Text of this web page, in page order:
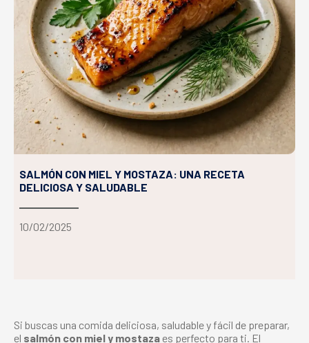
SALMÓN CON MIEL Y MOSTAZA: UNA RECETA
DELICIOSA Y SALUDABLE
10/02/2025
Si buscas una comida deliciosa, saludable y fácil de preparar,
el salmón con miel y mostaza es perfecto para ti. El